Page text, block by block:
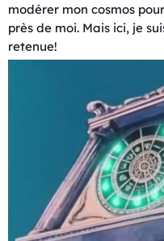
modérer mon cosmos
près de moi. Mais ici, je
retenue!